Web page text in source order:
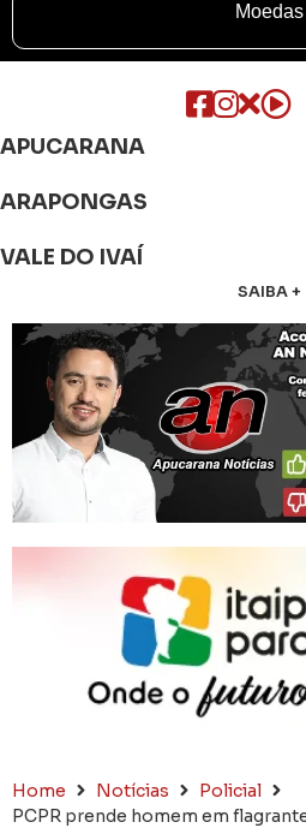
Moedas
APUCARANA
ARAPONGAS
VALE DO IVAÍ
SAIBA +
Home Notícias
Policial
PCPR prende homem em